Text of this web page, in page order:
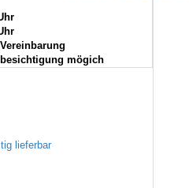
mögich